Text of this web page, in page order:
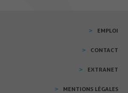
EMPLOI
CONTACT
EXTRANET
MENTIONS LÉGALES